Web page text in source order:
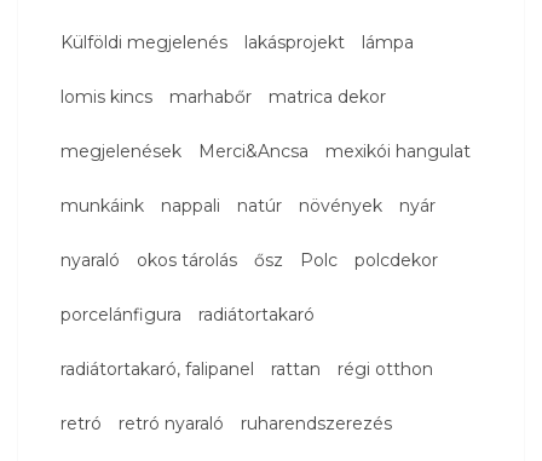
Külföldi megjelenés lakásprojekt lámpa
lomis kincs marhabőr matrica dekor
megjelenések Merci&Ancsa mexikói hangulat
munkáink nappali natúr növények nyár
nyaraló okos tárolás ősz Polc polcdekor
porcelánfigura radiátortakaró
radiátortakaró, falipanel rattan régi otthon
retró retró nyaraló ruharendszerezés